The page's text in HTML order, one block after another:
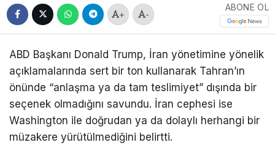
+ -
ABONE OL
ABD Başkanı Donald Trump, İran yönetimine yönelik
açıklamalarında sert bir ton kullanarak Tahran’ın
önünde “anlaşma ya da tam teslimiyet” dışında bir
seçenek olmadığını savundu. İran cephesi ise
Washington ile doğrudan ya da dolaylı herhangi bir
müzakere yürütülmediğini belirtti.